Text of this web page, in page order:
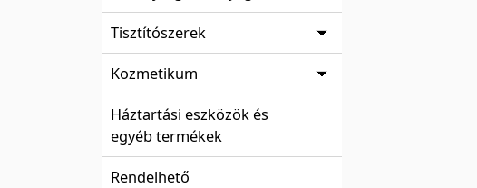
Tisztítószerek
Kozmetikum
Háztartási eszközök és
egyéb termékek
Rendelhető